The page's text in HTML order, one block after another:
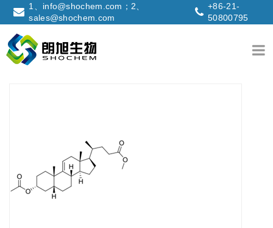
1、info@shochem.com；2、
sales@shochem.com
+86-21-
50800795